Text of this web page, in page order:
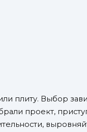
плиту. Выбор
проект,